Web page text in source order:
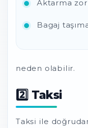
Aktarma
Bagaj
neden olabilir.
2️⃣ Taksi
Taksi ile